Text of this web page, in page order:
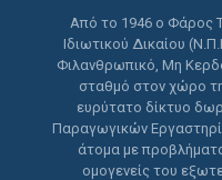
Από το 1946 ο Φάρος
Ιδιωτικού Δικαίου
Φιλανθρωπικό, Μη
σταθμό στον χώρο
ευρύτατο δίκτυο
Παραγωγικών
άτομα με
ομογενείς του